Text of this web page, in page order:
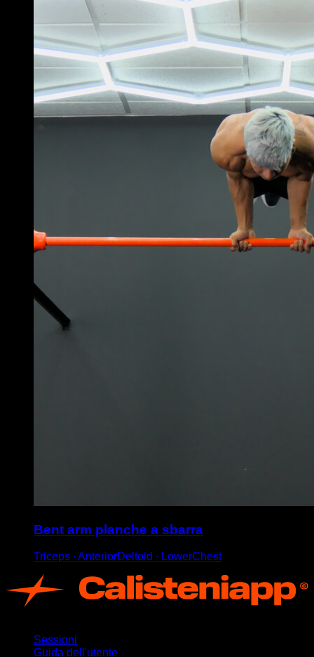
Bent arm planche a sbarra
Triceps ∙ AnteriorDeltoid ∙ LowerChest
Sessioni
Guida dell'utente